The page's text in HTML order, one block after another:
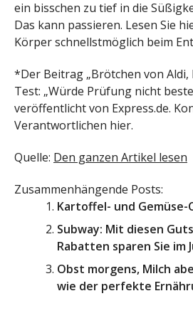
ein bisschen zu tief in die
Das kann passieren. Lesen Sie
Körper schnellstmöglich beim
*Der Beitrag „Brötchen von Aldi,
Test: „Würde Prüfung nicht
veröffentlicht von Express.de.
Verantwortlichen hier.
Quelle: Den ganzen Artikel lesen
Zusammenhängende Posts:
Kartoffel- und Gemüse-
Subway: Mit diesen
Rabatten sparen Sie im
Obst morgens, Milch
wie der perfekte